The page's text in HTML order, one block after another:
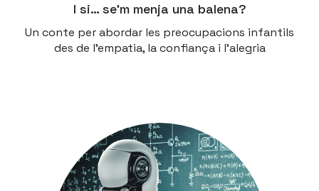
I si… se’m menja una balena?
Un conte per abordar les preocupacions infantils
des de l'empatia, la confiança i l'alegria